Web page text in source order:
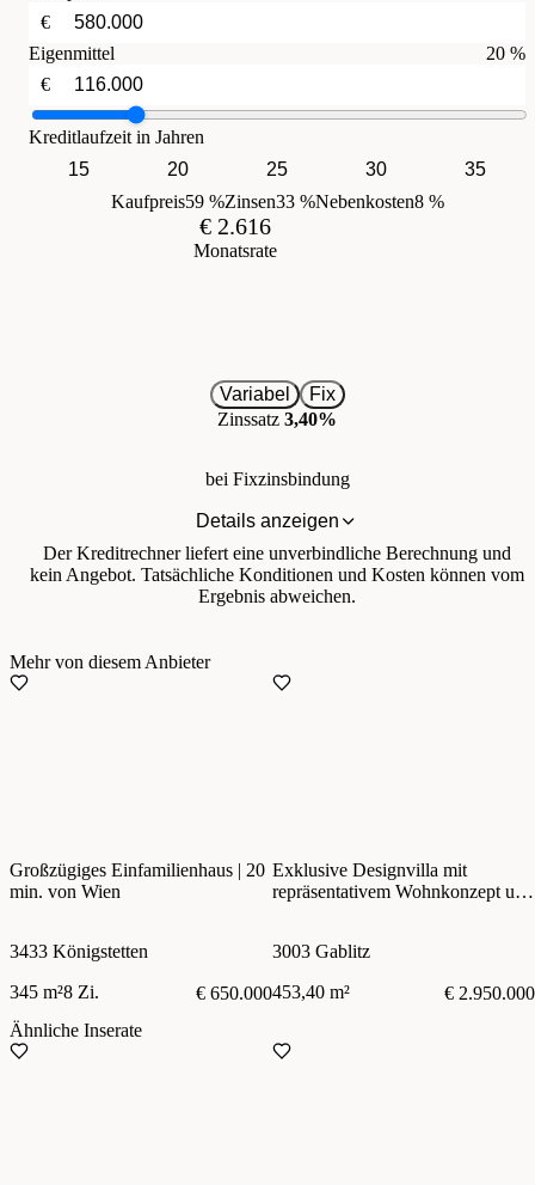
€
Eigenmittel
20 %
€
Kreditlaufzeit in Jahren
15
20 25 30
35
Kaufpreis59 %Zinsen33 %Nebenkosten8 %
€ 2.616
Monatsrate
Variabel
Fix
Zinssatz 3,40%
bei Fixzinsbindung
Details anzeigen
Der Kreditrechner liefert eine unverbindliche Berechnung und
kein Angebot. Tatsächliche Konditionen und Kosten können vom
Ergebnis abweichen.
Mehr von diesem Anbieter
Großzügiges Einfamilienhaus | 20
min. von Wien
3433 Königstetten
345 m²8 Zi. € 650.000
Exklusive Designvilla mit
repräsentativem Wohnkonzept und
3003 Gablitz
453,40 m²
€ 2.950.000
Ähnliche Inserate